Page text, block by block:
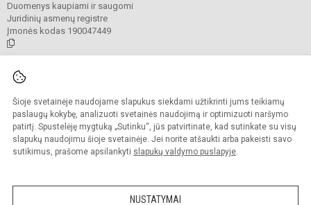
Šioje svetainėje naudojame slapukus siekdami užtikrinti jums teikiamų
paslaugų kokybę, analizuoti svetainės naudojimą ir optimizuoti naršymo
patirtį. Spustelėję mygtuką „Sutinku“, jūs patvirtinate, kad sutinkate su visų
slapukų naudojimu šioje svetainėje. Jei norite atšaukti arba pakeisti savo
sutikimus, prašome apsilankyti slapukų valdymo puslapyje.
NUSTATYMAI
Duomenys kaupiami ir saugomi
Juridinių asmenų registre
Įmonės kodas 190047449
Kopijuoti turinį be raštiško mokyklos administracijos sutikimo griežtai
draudžiama.
Prieinamumo paraiška Slapukų valdymas
Sumanus būdas atnaujinti